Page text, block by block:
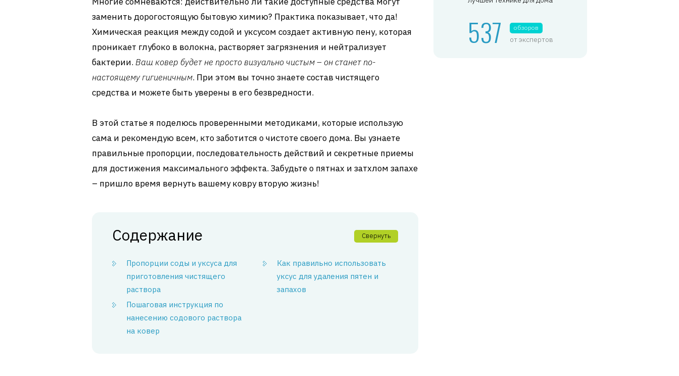
заменить дорогостоящую бытовую химию? Практика показывает, что да!
Химическая реакция между содой и уксусом создает активную пену, которая
проникает глубоко в волокна, растворяет загрязнения и нейтрализует
бактерии. Ваш ковер будет не просто визуально чистым – он станет по-
настоящему гигиеничным. При этом вы точно знаете состав чистящего
средства и можете быть уверены в его безвредности.
В этой статье я поделюсь проверенными методиками, которые использую
сама и рекомендую всем, кто заботится о чистоте своего дома. Вы узнаете
правильные пропорции, последовательность действий и секретные приемы
для достижения максимального эффекта. Забудьте о пятнах и затхлом запахе
– пришло время вернуть вашему ковру вторую жизнь!
Содержание Свернуть
Пропорции соды и уксуса для
приготовления чистящего
раствора
Пошаговая инструкция по
нанесению содового раствора
на ковер
Как правильно использовать
уксус для удаления пятен и
запахов
537 обзоров
от экспертов